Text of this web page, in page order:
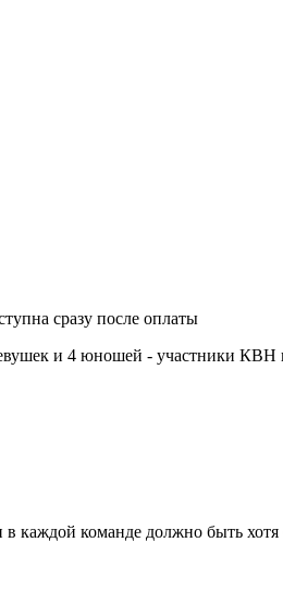
сразу после оплаты
и 4 юношей - участники КВН
каждой команде должно быть